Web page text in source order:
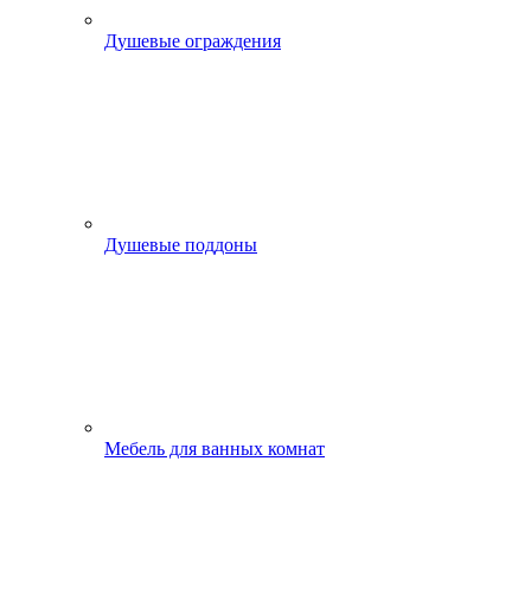
Душевые ограждения
Душевые поддоны
Мебель для ванных комнат